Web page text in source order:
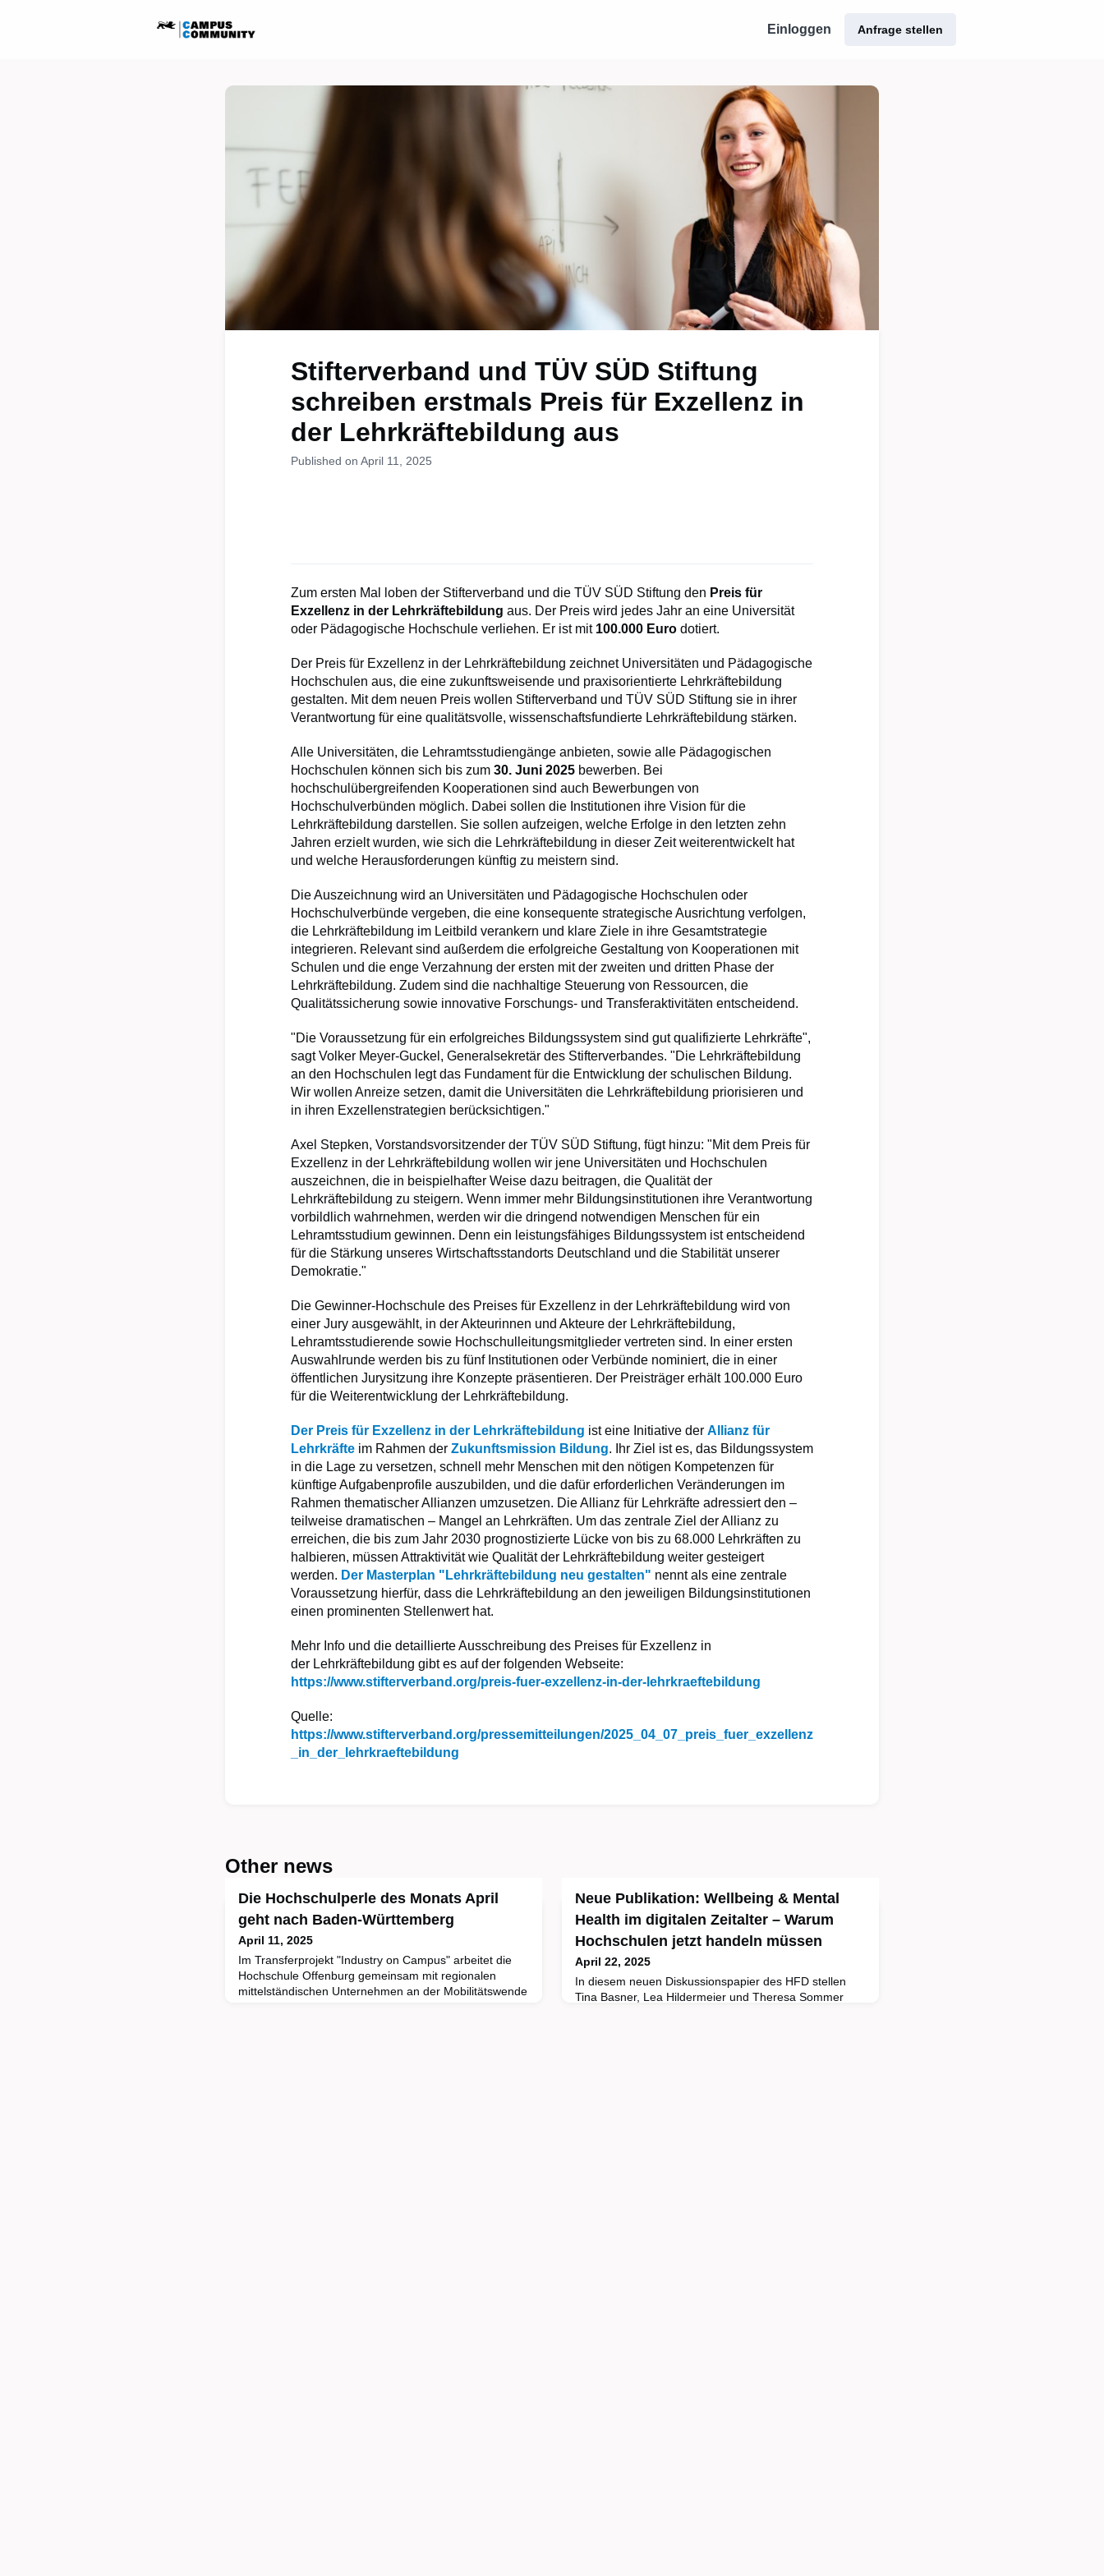
Ausschreibungen/Jobs Kontakt/Recht
Einloggen Anfrage stellen
Stifterverband und TÜV SÜD Stiftung
schreiben erstmals Preis für Exzellenz in
der Lehrkräftebildung aus
Published on April 11, 2025
Zum ersten Mal loben der Stifterverband und die TÜV SÜD Stiftung den Preis für
Exzellenz in der Lehrkräftebildung aus. Der Preis wird jedes Jahr an eine Universität
oder Pädagogische Hochschule verliehen. Er ist mit 100.000 Euro dotiert.
Der Preis für Exzellenz in der Lehrkräftebildung zeichnet Universitäten und Pädagogische
Hochschulen aus, die eine zukunftsweisende und praxisorientierte Lehrkräftebildung
gestalten. Mit dem neuen Preis wollen Stifterverband und TÜV SÜD Stiftung sie in ihrer
Verantwortung für eine qualitätsvolle, wissenschaftsfundierte Lehrkräftebildung stärken.
Alle Universitäten, die Lehramtsstudiengänge anbieten, sowie alle Pädagogischen
Hochschulen können sich bis zum 30. Juni 2025 bewerben. Bei
hochschulübergreifenden Kooperationen sind auch Bewerbungen von
Hochschulverbünden möglich. Dabei sollen die Institutionen ihre Vision für die
Lehrkräftebildung darstellen. Sie sollen aufzeigen, welche Erfolge in den letzten zehn
Jahren erzielt wurden, wie sich die Lehrkräftebildung in dieser Zeit weiterentwickelt hat
und welche Herausforderungen künftig zu meistern sind.
Die Auszeichnung wird an Universitäten und Pädagogische Hochschulen oder
Hochschulverbünde vergeben, die eine konsequente strategische Ausrichtung verfolgen,
die Lehrkräftebildung im Leitbild verankern und klare Ziele in ihre Gesamtstrategie
integrieren. Relevant sind außerdem die erfolgreiche Gestaltung von Kooperationen mit
Schulen und die enge Verzahnung der ersten mit der zweiten und dritten Phase der
Lehrkräftebildung. Zudem sind die nachhaltige Steuerung von Ressourcen, die
Qualitätssicherung sowie innovative Forschungs- und Transferaktivitäten entscheidend.
"Die Voraussetzung für ein erfolgreiches Bildungssystem sind gut qualifizierte Lehrkräfte",
sagt Volker Meyer-Guckel, Generalsekretär des Stifterverbandes. "Die Lehrkräftebildung
an den Hochschulen legt das Fundament für die Entwicklung der schulischen Bildung.
Wir wollen Anreize setzen, damit die Universitäten die Lehrkräftebildung priorisieren und
in ihren Exzellenstrategien berücksichtigen."
Axel Stepken, Vorstandsvorsitzender der TÜV SÜD Stiftung, fügt hinzu: "Mit dem Preis für
Exzellenz in der Lehrkräftebildung wollen wir jene Universitäten und Hochschulen
auszeichnen, die in beispielhafter Weise dazu beitragen, die Qualität der
Lehrkräftebildung zu steigern. Wenn immer mehr Bildungsinstitutionen ihre Verantwortung
vorbildlich wahrnehmen, werden wir die dringend notwendigen Menschen für ein
Lehramtsstudium gewinnen. Denn ein leistungsfähiges Bildungssystem ist entscheidend
für die Stärkung unseres Wirtschaftsstandorts Deutschland und die Stabilität unserer
Demokratie."
Die Gewinner-Hochschule des Preises für Exzellenz in der Lehrkräftebildung wird von
einer Jury ausgewählt, in der Akteurinnen und Akteure der Lehrkräftebildung,
Lehramtsstudierende sowie Hochschulleitungsmitglieder vertreten sind. In einer ersten
Auswahlrunde werden bis zu fünf Institutionen oder Verbünde nominiert, die in einer
öffentlichen Jurysitzung ihre Konzepte präsentieren. Der Preisträger erhält 100.000 Euro
für die Weiterentwicklung der Lehrkräftebildung.
Der Preis für Exzellenz in der Lehrkräftebildung ist eine Initiative der Allianz für
Lehrkräfte im Rahmen der Zukunftsmission Bildung. Ihr Ziel ist es, das Bildungssystem
in die Lage zu versetzen, schnell mehr Menschen mit den nötigen Kompetenzen für
künftige Aufgabenprofile auszubilden, und die dafür erforderlichen Veränderungen im
Rahmen thematischer Allianzen umzusetzen. Die Allianz für Lehrkräfte adressiert den –
teilweise dramatischen – Mangel an Lehrkräften. Um das zentrale Ziel der Allianz zu
erreichen, die bis zum Jahr 2030 prognostizierte Lücke von bis zu 68.000 Lehrkräften zu
halbieren, müssen Attraktivität wie Qualität der Lehrkräftebildung weiter gesteigert
werden. Der Masterplan "Lehrkräftebildung neu gestalten" nennt als eine zentrale
Voraussetzung hierfür, dass die Lehrkräftebildung an den jeweiligen Bildungsinstitutionen
einen prominenten Stellenwert hat.
Mehr Info und die detaillierte Ausschreibung des Preises für Exzellenz in
der Lehrkräftebildung gibt es auf der folgenden Webseite:
https://www.stifterverband.org/preis-fuer-exzellenz-in-der-lehrkraeftebildung
Quelle:
https://www.stifterverband.org/pressemitteilungen/2025_04_07_preis_fuer_exzellenz
_in_der_lehrkraeftebildung
Other news
Die Hochschulperle des Monats April
geht nach Baden-Württemberg
April 11, 2025
Im Transferprojekt "Industry on Campus" arbeitet die
Hochschule Offenburg gemeinsam mit regionalen
mittelständischen Unternehmen an der Mobilitätswende
Neue Publikation: Wellbeing & Mental
Health im digitalen Zeitalter – Warum
Hochschulen jetzt handeln müssen
April 22, 2025
In diesem neuen Diskussionspapier des HFD stellen
Tina Basner, Lea Hildermeier und Theresa Sommer